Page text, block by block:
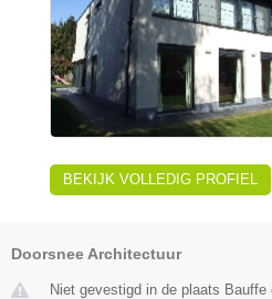
BEKIJK VOLLEDIG PROFIEL
Doorsnee Architectuur
Niet gevestigd in de plaats Bauffe